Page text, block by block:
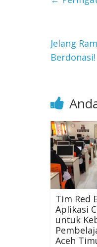
Jelang
Berdonasi!
Tim Red
Aplikasi
untuk
Aceh